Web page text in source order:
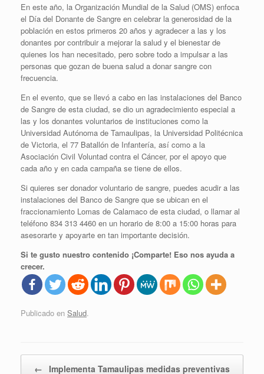
En este año, la Organización Mundial de la Salud (OMS) enfoca
el Día del Donante de Sangre en celebrar la generosidad de la
población en estos primeros 20 años y agradecer a las y los
donantes por contribuir a mejorar la salud y el bienestar de
quienes los han necesitado, pero sobre todo a impulsar a las
personas que gozan de buena salud a donar sangre con
frecuencia.
En el evento, que se llevó a cabo en las instalaciones del Banco
de Sangre de esta ciudad, se dio un agradecimiento especial a
las y los donantes voluntarios de instituciones como la
Universidad Autónoma de Tamaulipas, la Universidad Politécnica
de Victoria, el 77 Batallón de Infantería, así como a la
Asociación Civil Voluntad contra el Cáncer, por el apoyo que
cada año y en cada campaña se tiene de ellos.
Si quieres ser donador voluntario de sangre, puedes acudir a las
instalaciones del Banco de Sangre que se ubican en el
fraccionamiento Lomas de Calamaco de esta ciudad, o llamar al
teléfono 834 313 4460 en un horario de 8:00 a 15:00 horas para
asesorarte y apoyarte en tan importante decisión.
Si te gusto nuestro contenido ¡Comparte! Eso nos ayuda a
crecer.
Publicado en Salud.
← Implementa Tamaulipas medidas preventivas